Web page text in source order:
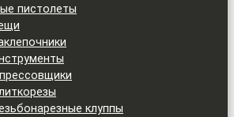
пистолеты
клуппы